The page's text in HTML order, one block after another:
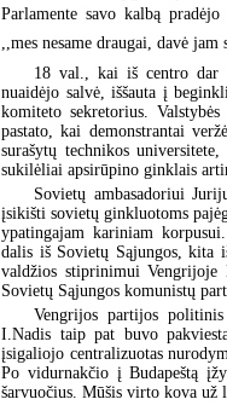
Parlamente savo kalbą
,,mes nesame draugai, davė
18 val., kai iš centro dar
nuaidėjo salvė, iššauta į
komiteto sekretorius.
pastato, kai demonstrantai
surašytų technikos
sukilėliai apsirūpino ginklais
Sovietų ambasadoriui
įsikišti sovietų ginkluotoms
ypatingajam kariniam
dalis iš Sovietų Sąjungos, kita
valdžios stiprinimui Vengrijoje
Sovietų Sąjungos komunistų
Vengrijos partijos
I.Nadis taip pat buvo
įsigaliojo centralizuotas
Po vidurnakčio į Budapeštą
šarvuočius. Mūšis virto kova už